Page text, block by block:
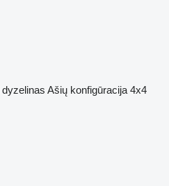
dyzelinas Ašių konfigūracija 4x4